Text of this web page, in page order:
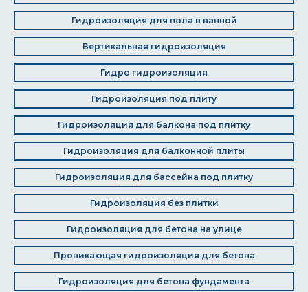
Гидроизоляция для пола в ванной
Вертикальная гидроизоляция
Гидро гидроизоляция
Гидроизоляция под плиту
Гидроизоляция для балкона под плитку
Гидроизоляция для балконной плиты
Гидроизоляция для бассейна под плитку
Гидроизоляция без плитки
Гидроизоляция для бетона на улице
Проникающая гидроизоляция для бетона
Гидроизоляция для бетона фундамента